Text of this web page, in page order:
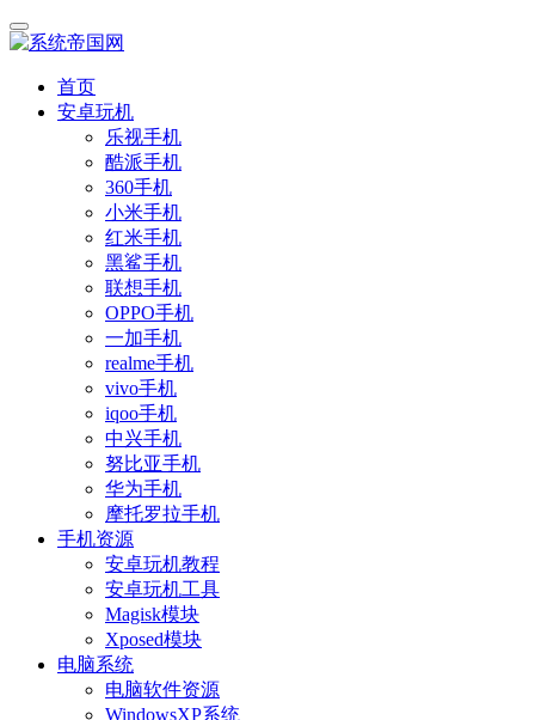
首页
安卓玩机
乐视手机
酷派手机
360手机
小米手机
红米手机
黑鲨手机
联想手机
OPPO手机
一加手机
realme手机
vivo手机
iqoo手机
中兴手机
努比亚手机
华为手机
摩托罗拉手机
手机资源
安卓玩机教程
安卓玩机工具
Magisk模块
Xposed模块
电脑系统
电脑软件资源
WindowsXP系统